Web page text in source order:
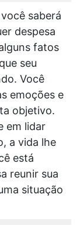
saberá
despesa
fatos
seu
Você
emoções e
objetivo.
em lidar
a vida lhe
está
reunir sua
situação